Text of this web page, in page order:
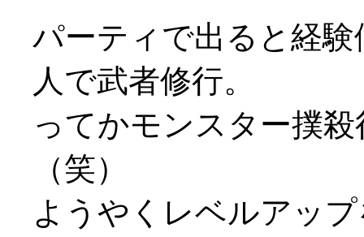
パーティで出ると経
人で武者修行。
ってかモンスター撲
（笑）
ようやくレベルアッ